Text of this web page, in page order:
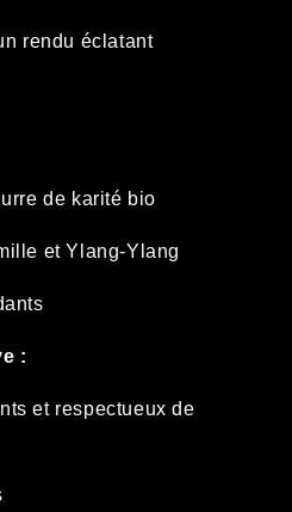
rendu éclatant
de karité bio
et Ylang-Ylang
:
et respectueux de